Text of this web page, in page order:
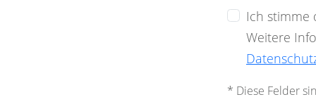
Ich stimme
Weitere
* Diese Felder